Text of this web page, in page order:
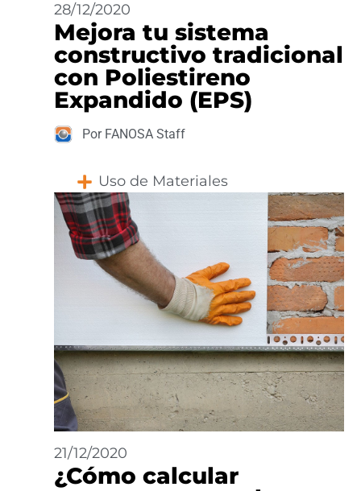
28/12/2020
Mejora tu sistema
constructivo tradicional
con Poliestireno
Expandido (EPS)
Por FANOSA Staff
Uso de Materiales
21/12/2020
¿Cómo calcular